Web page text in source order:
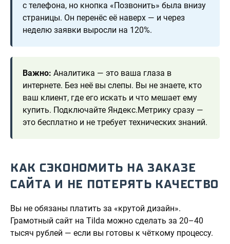
с телефона, но кнопка «Позвонить» была внизу
страницы. Он перенёс её наверх — и через
неделю заявки выросли на 120%.
Важно: Аналитика — это ваша глаза в
интернете. Без неё вы слепы. Вы не знаете, кто
ваш клиент, где его искать и что мешает ему
купить. Подключайте Яндекс.Метрику сразу —
это бесплатно и не требует технических знаний.
КАК СЭКОНОМИТЬ НА ЗАКАЗЕ
САЙТА И НЕ ПОТЕРЯТЬ КАЧЕСТВО
Вы не обязаны платить за «крутой дизайн».
Грамотный сайт на Tilda можно сделать за 20–40
тысяч рублей — если вы готовы к чёткому процессу.